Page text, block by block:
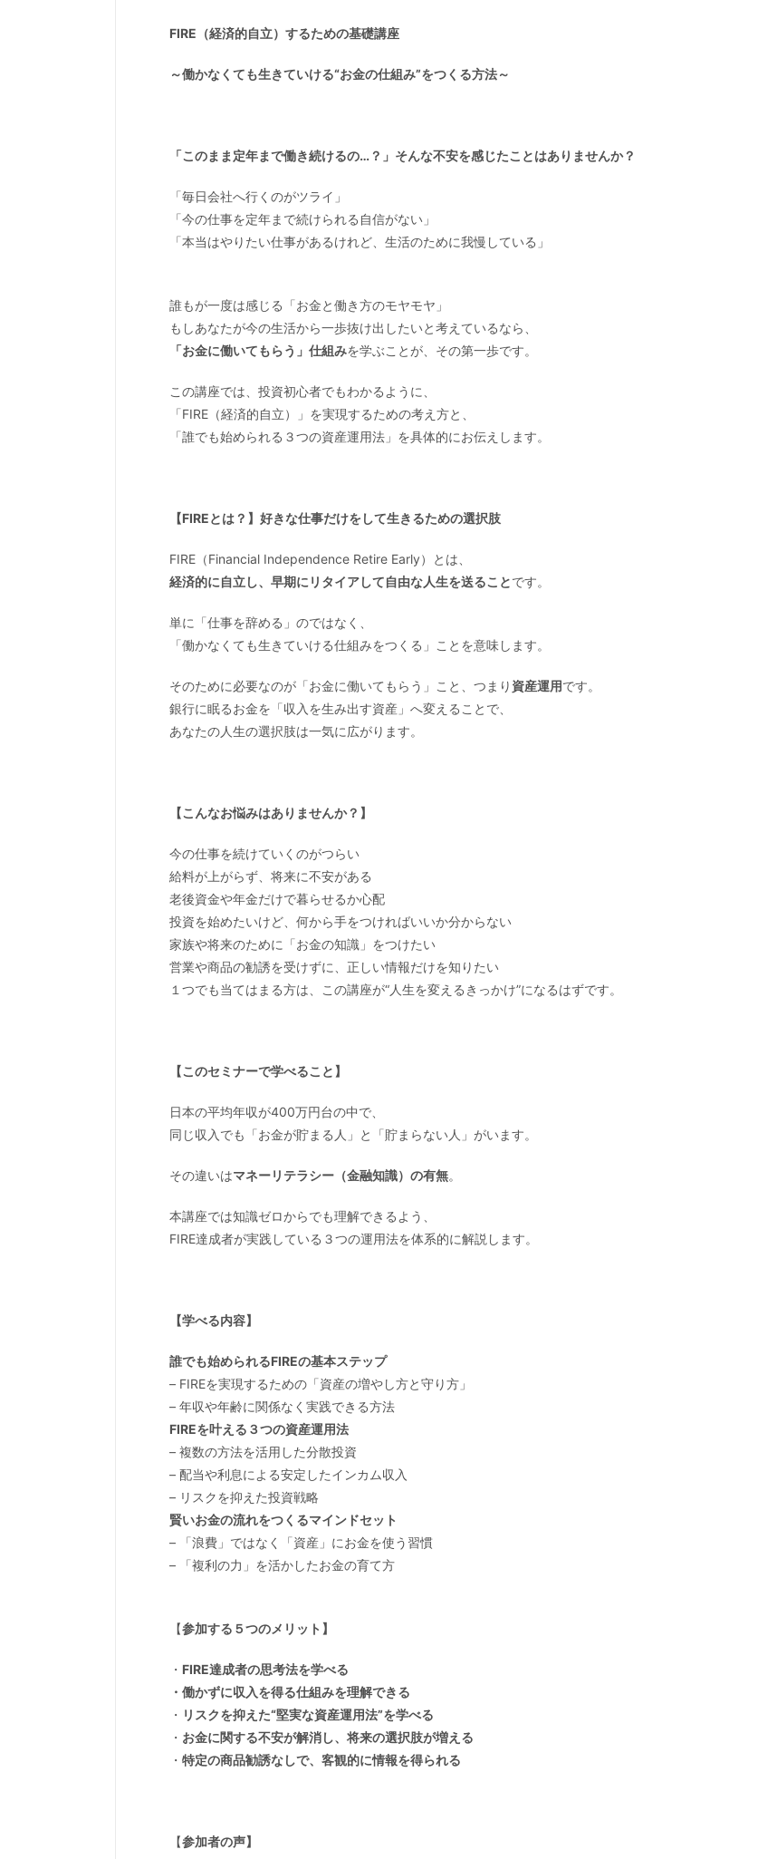
FIRE（経済的自立）するための基礎講座
～働かなくても生きていける“お金の仕組み”をつくる方法～
「このまま定年まで働き続けるの…？」そんな不安を感じたことはありませんか？
「毎日会社へ行くのがツライ」
「今の仕事を定年まで続けられる自信がない」
「本当はやりたい仕事があるけれど、生活のために我慢している」
誰もが一度は感じる「お金と働き方のモヤモヤ」
もしあなたが今の生活から一歩抜け出したいと考えているなら、
「お金に働いてもらう」仕組みを学ぶことが、その第一歩です。
この講座では、投資初心者でもわかるように、
「FIRE（経済的自立）」を実現するための考え方と、
「誰でも始められる３つの資産運用法」を具体的にお伝えします。
【FIREとは？】好きな仕事だけをして生きるための選択肢
FIRE（Financial Independence Retire Early）とは、
経済的に自立し、早期にリタイアして自由な人生を送ることです。
単に「仕事を辞める」のではなく、
「働かなくても生きていける仕組みをつくる」ことを意味します。
そのために必要なのが「お金に働いてもらう」こと、つまり 資産運用です。
銀行に眠るお金を「収入を生み出す資産」へ変えることで、
あなたの人生の選択肢は一気に広がります。
【こんなお悩みはありませんか？】
今の仕事を続けていくのがつらい
給料が上がらず、将来に不安がある
老後資金や年金だけで暮らせるか心配
投資を始めたいけど、何から手をつければいいか分からない
家族や将来のために「お金の知識」をつけたい
営業や商品の勧誘を受けずに、正しい情報だけを知りたい
１つでも当てはまる方は、この講座が“人生を変えるきっかけ”になるはずです。
【このセミナーで学べること】
日本の平均年収が400万円台の中で、
同じ収入でも「お金が貯まる人」と「貯まらない人」がいます。
その違いはマネーリテラシー（金融知識）の有無。
本講座では知識ゼロからでも理解できるよう、
FIRE達成者が実践している３つの運用法を体系的に解説します。
【学べる内容】
誰でも始められるFIREの基本ステップ
– FIREを実現するための「資産の増やし方と守り方」
– 年収や年齢に関係なく実践できる方法
FIREを叶える３つの資産運用法
– 複数の方法を活用した分散投資
– 配当や利息による安定したインカム収入
– リスクを抑えた投資戦略
賢いお金の流れをつくるマインドセット
– 「浪費」ではなく「資産」にお金を使う習慣
– 「複利の力」を活かしたお金の育て方
【参加する５つのメリット】
・ FIRE達成者の思考法を学べる
・働かずに収入を得る仕組みを理解できる
・ リスクを抑えた“堅実な資産運用法”を学べる
・ お金に関する不安が解消し、将来の選択肢が増える
・ 特定の商品勧誘なしで、客観的に情報を得られる
【参加者の声】